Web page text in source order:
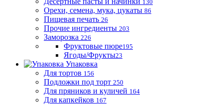
130
Орехи, семена, мука, цукаты 86
Пищевая печать 26
Прочие ингредиенты 203
Заморозка 226
Фруктовые пюре195
Ягоды/Фрукты23
Упаковка
Для тортов 156
Подложки под торт 250
Для пряников и куличей 164
Для капкейков 167